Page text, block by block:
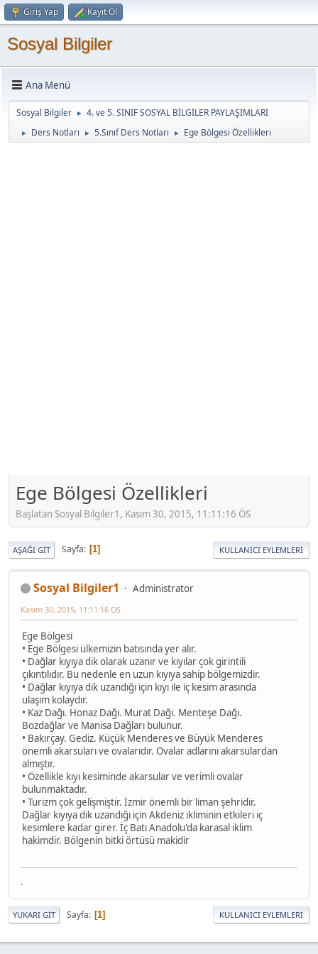
Giriş Yap Kayıt Ol
Sosyal Bilgiler
Ana Menü
Sosyal Bilgiler ► 4. ve 5. SINIF SOSYAL BİLGİLER PAYLAŞIMLARI
► Ders Notları ► 5.Sınıf Ders Notları ► Ege Bölgesi Özellikleri
Ege Bölgesi Özellikleri
Başlatan Sosyal Bilgiler1, Kasım 30, 2015, 11:11:16 ÖS
AŞAĞI GIT Sayfa 1 KULLANICI EYLEMLERI
Sosyal Bilgiler1 Administrator
Kasım 30, 2015, 11:11:16 ÖS
Ege Bölgesi
• Ege Bölgesi ülkemizin batısında yer alır.
• Dağlar kıyıya dik olarak uzanır ve kıyılar çok girintili
çıkıntılıdır. Bu nedenle en uzun kıyıya sahip bölgemizdir.
• Dağlar kıyıya dik uzandığı için kıyı ile iç kesim arasında
ulaşım kolaydır.
• Kaz Dağı. Honaz Dağı. Murat Dağı. Menteşe Dağı.
Bozdağlar ve Manisa Dağları bulunur.
• Bakırçay. Gediz. Küçük Menderes ve Büyük Menderes
önemli akarsuları ve ovalarıdır. Ovalar adlarını akarsulardan
almıştır.
• Özellikle kıyı kesiminde akarsular ve verimli ovalar
bulunmaktadır.
• Turizm çok gelişmiştir. İzmir önemli bir liman şehridir.
Dağlar kıyıya dik uzandığı için Akdeniz ikliminin etkileri iç
kesimlere kadar girer. İç Batı Anadolu'da karasal iklim
hakimdir. Bölgenin bitki örtüsü makidir
.
YUKARI GIT Sayfa 1 KULLANICI EYLEMLERI